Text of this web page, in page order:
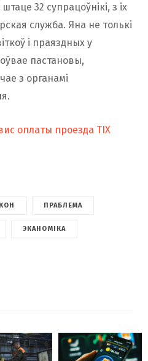
32 супрацоўнікі, з іх
служба. Яна не толькі
і праяздных у
пастановы,
з органамі
оплаты проезда TIX
ПРАБЛЕМА
ЭКАНОМІКА